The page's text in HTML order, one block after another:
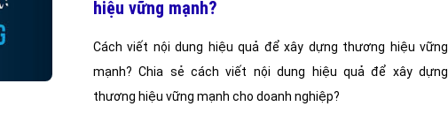
hiệu vững mạnh?
Cách viết nội dung hiệu quả để xây dựng thương hiệu vững
mạnh? Chia sẻ cách viết nội dung hiệu quả để xây dựng
thương hiệu vững mạnh cho doanh nghiệp?